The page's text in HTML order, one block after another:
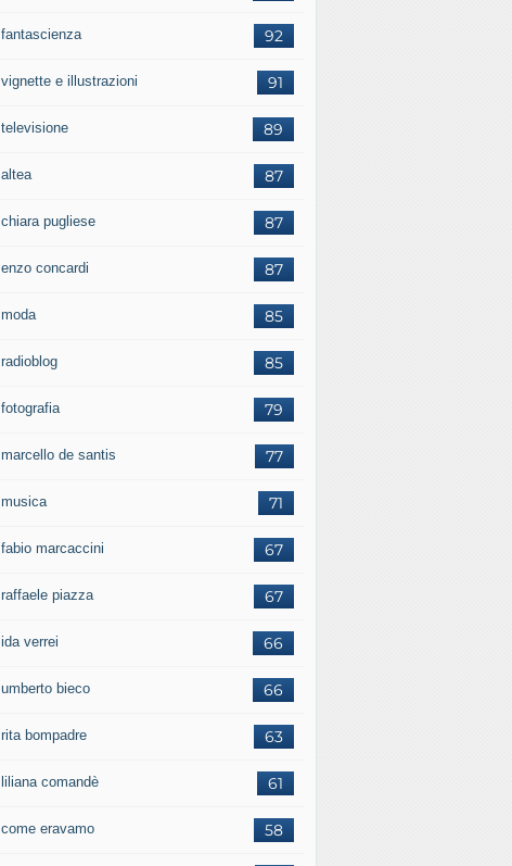
92
fantascienza
91
vignette e illustrazioni
89
televisione
87
altea
87
chiara pugliese
87
enzo concardi
85
moda
85
radioblog
79
fotografia
77
marcello de santis
71
musica
67
fabio marcaccini
67
raffaele piazza
66
ida verrei
66
umberto bieco
63
rita bompadre
61
liliana comandè
58
come eravamo